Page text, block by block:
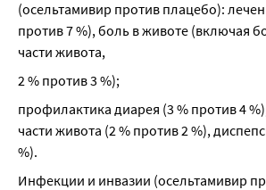
(осельтамивир против плацебо):
против 7 %), боль в животе (включая
части живота,
2 % против 3 %);
профилактика диарея (3 % против 4
части живота (2 % против 2 %),
%).
Инфекции и инвазии (осельтамивир